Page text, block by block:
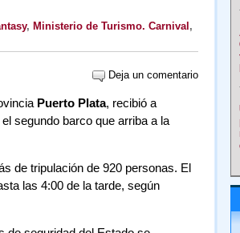
, Ministerio de Turismo. Carnival ,
Deja un comentario
Puerto Plata, recibió a
segundo barco que arriba a la
de tripulación de 920 personas. El
las 4:00 de la tarde, según